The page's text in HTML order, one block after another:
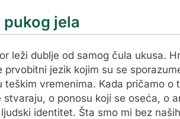
jela
leži dublje od samog čula ukusa.
jezik kojim su se
vremenima. Kada pričamo o
o ponosu koji se oseća, o
identitet. Šta smo mi bez